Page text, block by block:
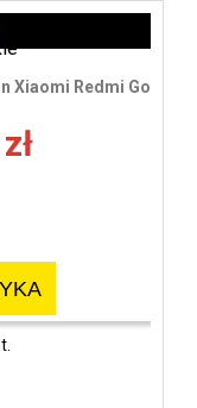
Xiaomi Redmi Go